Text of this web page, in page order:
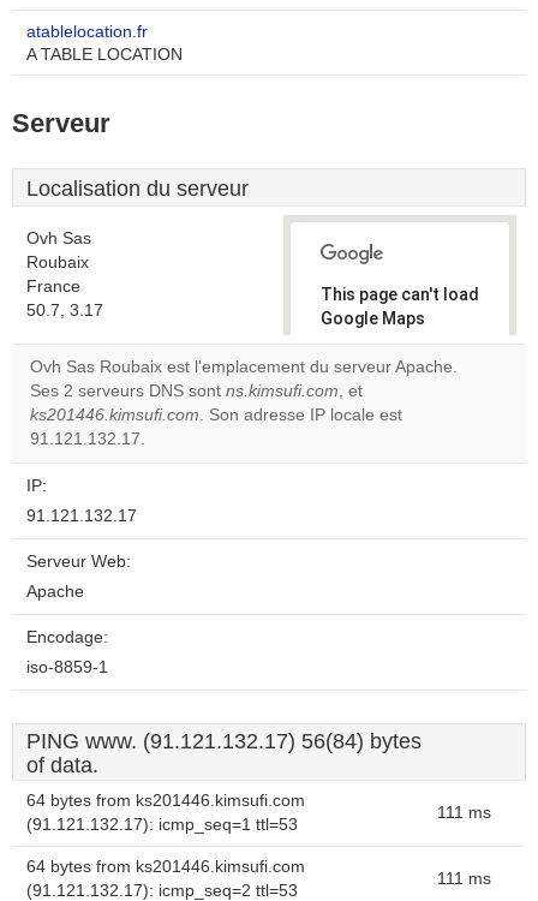
atablelocation.fr
A TABLE LOCATION
Serveur
Localisation du serveur
Ovh Sas
Roubaix
France
50.7, 3.17
This page can't load
Google Maps
correctly.
Do you
own this
Ovh Sas Roubaix est l'emplacement du serveur Apache.
Ses 2 serveurs DNS sont ns.kimsufi.com, et
ks201446.kimsufi.com. Son adresse IP locale est
91.121.132.17.
IP:
91.121.132.17
Serveur Web:
Apache
Encodage:
iso-8859-1
PING www. (91.121.132.17) 56(84) bytes
of data.
64 bytes from ks201446.kimsufi.com
(91.121.132.17): icmp_seq=1 ttl=53
111 ms
64 bytes from ks201446.kimsufi.com
(91.121.132.17): icmp_seq=2 ttl=53
111 ms